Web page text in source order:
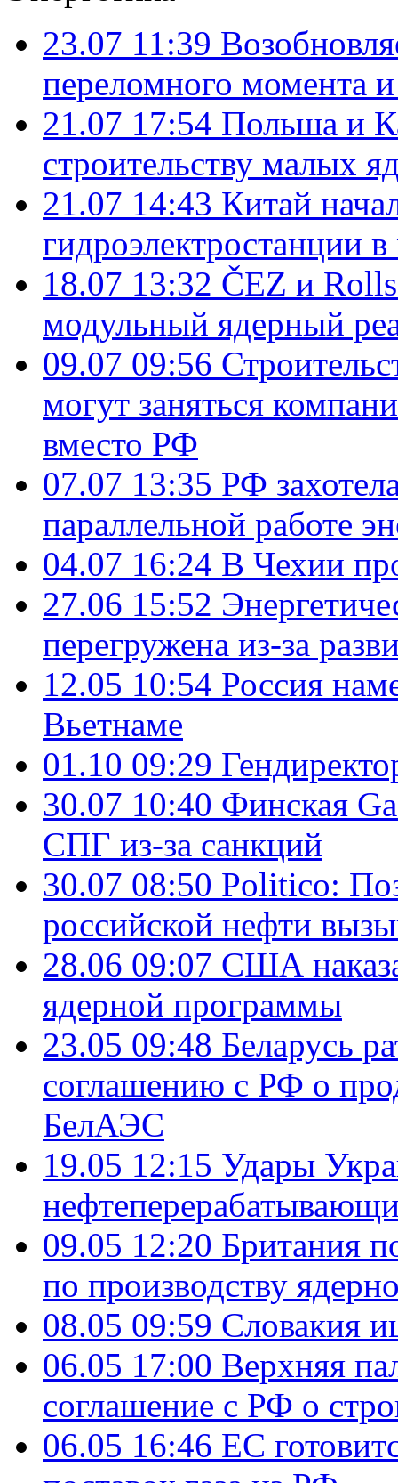
23.07 11:39
переломного момента
21.07 17:54 Польша и
строительству малых
21.07 14:43 Китай
гидроэлектростанции
18.07 13:32 ČEZ и
модульный ядерный
09.07 09:56
могут заняться
вместо РФ
07.07 13:35 РФ
параллельной работе
04.07 16:24 В Чехии
27.06 15:52
перегружена из-за
12.05 10:54 Россия
Вьетнаме
01.10 09:29
30.07 10:40 Финская
СПГ из-за санкций
30.07 08:50 Politico:
российской нефти
28.06 09:07 США
ядерной программы
23.05 09:48 Беларусь
соглашению с РФ о
БелАЭС
19.05 12:15 Удары
09.05 12:20 Британия
по производству
08.05 09:59 Словакия
06.05 17:00 Верхняя
соглашение с РФ о
06.05 16:46 ЕС